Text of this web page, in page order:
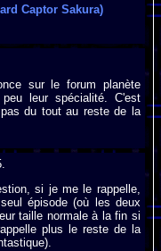
Captor Sakura)
sur le forum planète
leur spécialité. C'est
du tout au reste de la
si je me le rappelle,
épisode (où les deux
taille normale à la fin si
plus le reste de la